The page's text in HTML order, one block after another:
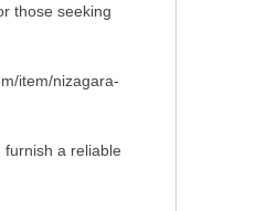
those seeking
item/nizagara-
a reliable